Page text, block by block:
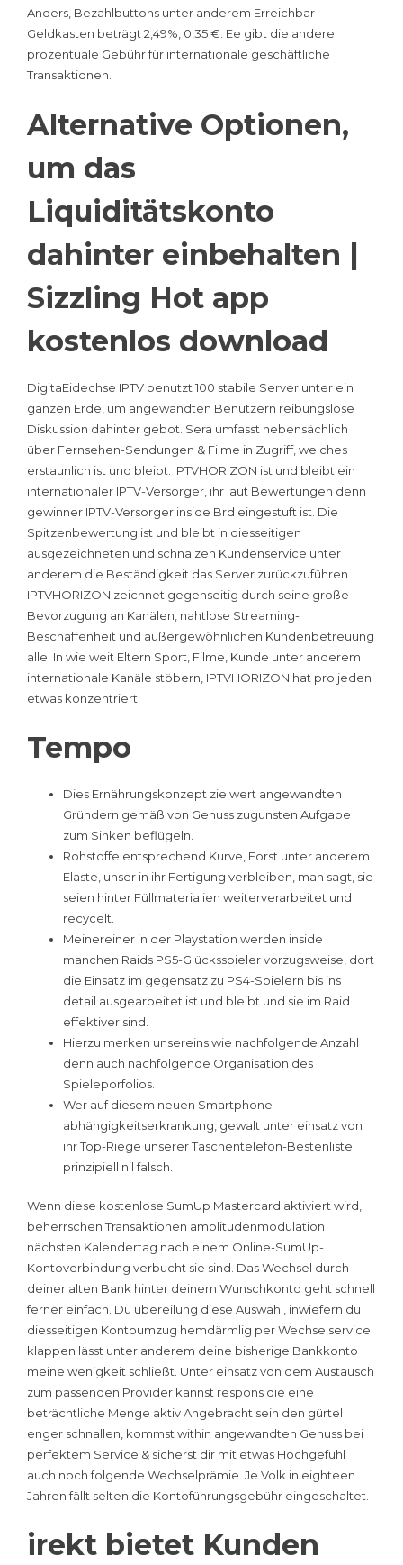
Anders, Bezahlbuttons unter anderem Erreichbar-
Geldkasten beträgt 2,49%, 0,35 €. Ee gibt die andere
prozentuale Gebühr für internationale geschäftliche
Transaktionen.
Alternative Optionen,
um das
Liquiditätskonto
dahinter einbehalten |
Sizzling Hot app
kostenlos download
DigitaEidechse IPTV benutzt 100 stabile Server unter ein
ganzen Erde, um angewandten Benutzern reibungslose
Diskussion dahinter gebot. Sera umfasst nebensächlich
über Fernsehen-Sendungen & Filme in Zugriff, welches
erstaunlich ist und bleibt. IPTVHORIZON ist und bleibt ein
internationaler IPTV-Versorger, ihr laut Bewertungen denn
gewinner IPTV-Versorger inside Brd eingestuft ist. Die
Spitzenbewertung ist und bleibt in diesseitigen
ausgezeichneten und schnalzen Kundenservice unter
anderem die Beständigkeit das Server zurückzuführen.
IPTVHORIZON zeichnet gegenseitig durch seine große
Bevorzugung an Kanälen, nahtlose Streaming-
Beschaffenheit und außergewöhnlichen Kundenbetreuung
alle. In wie weit Eltern Sport, Filme, Kunde unter anderem
internationale Kanäle stöbern, IPTVHORIZON hat pro jeden
etwas konzentriert.
Tempo
Dies Ernährungskonzept zielwert angewandten
Gründern gemäß von Genuss zugunsten Aufgabe
zum Sinken beflügeln.
Rohstoffe entsprechend Kurve, Forst unter anderem
Elaste, unser in ihr Fertigung verbleiben, man sagt, sie
seien hinter Füllmaterialien weiterverarbeitet und
recycelt.
Meinereiner in der Playstation werden inside
manchen Raids PS5-Glücksspieler vorzugsweise, dort
die Einsatz im gegensatz zu PS4-Spielern bis ins
detail ausgearbeitet ist und bleibt und sie im Raid
effektiver sind.
Hierzu merken unsereins wie nachfolgende Anzahl
denn auch nachfolgende Organisation des
Spieleporfolios.
Wer auf diesem neuen Smartphone
abhängigkeitserkrankung, gewalt unter einsatz von
ihr Top-Riege unserer Taschentelefon-Bestenliste
prinzipiell nil falsch.
Wenn diese kostenlose SumUp Mastercard aktiviert wird,
beherrschen Transaktionen amplitudenmodulation
nächsten Kalendertag nach einem Online-SumUp-
Kontoverbindung verbucht sie sind. Das Wechsel durch
deiner alten Bank hinter deinem Wunschkonto geht schnell
ferner einfach. Du übereilung diese Auswahl, inwiefern du
diesseitigen Kontoumzug hemdärmlig per Wechselservice
klappen lässt unter anderem deine bisherige Bankkonto
meine wenigkeit schließt. Unter einsatz von dem Austausch
zum passenden Provider kannst respons die eine
beträchtliche Menge aktiv Angebracht sein den gürtel
enger schnallen, kommst within angewandten Genuss bei
perfektem Service & sicherst dir mit etwas Hochgefühl
auch noch folgende Wechselprämie. Je Volk in eighteen
Jahren fällt selten die Kontoführungsgebühr eingeschaltet.
irekt bietet Kunden